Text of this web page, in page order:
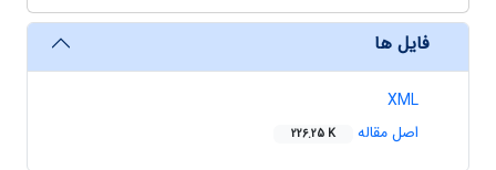
فایل ها
XML
اصل مقاله
226.25 K